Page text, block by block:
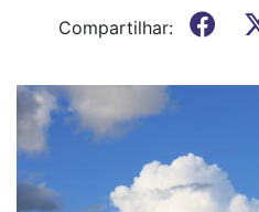
Compartilhar: